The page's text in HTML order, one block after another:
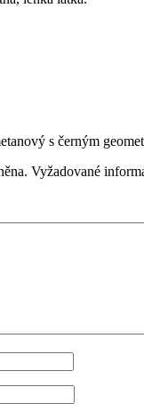
s černým
Vyžadované